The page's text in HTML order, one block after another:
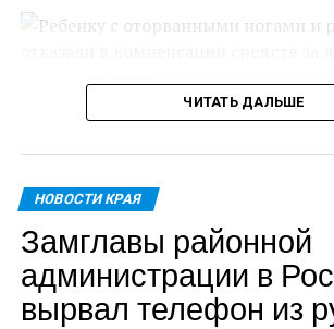
Президент Беларуси получил от
одним из главных символов Самары,
этом городе функционируют крупные
пластинку с 7-й симфонией
произведение впервые было
Куйбышеве (прежнее название
где великий композитор Дмитрий
находился во время эвакуации.
Задолго до происшествия семья
жить в Москву. На судебное
Когда произошло авария, Влад
ехали в автобусе «Диана-Тур» из
Волгоград. Однако поездка изменила
жизни несовершеннолетнего.
ЧИТАТЬ ДАЛЬШЕ
НОВОСТИ КРАЯ
Замглавы районной
администрации в
вырвал телефон из